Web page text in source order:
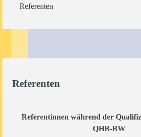
Referenten
Referenten
Referentinnen während der
QHB-BW